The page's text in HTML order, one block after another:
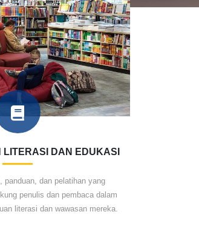
LITERASI DAN EDUKASI
panduan, dan pelatihan yang
penulis dan pembaca dalam
literasi dan wawasan mereka.